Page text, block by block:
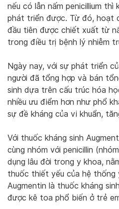
nếu có lẫn nấm penicillium thì
phát triển được. Từ đó, hoạt
đầu tiên được chiết xuất từ
trong điều trị bệnh lý nhiễm
Ngày nay, với sự phát triển
người đã tổng hợp và bán
sinh dựa trên cấu trúc hóa
nhiều ưu điểm hơn như phổ
sự đề kháng của vi khuẩn,
Với thuốc kháng sinh
cùng nhóm với penicillin
dụng lâu đời trong y khoa,
thuốc thiết yếu của hệ thống
Augmentin là thuốc kháng
được kê toa phổ biến ở trẻ